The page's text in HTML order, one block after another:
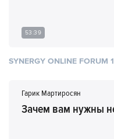
53:39
SYNERGY ONLINE
Гарик Мартиросян
Зачем вам нужны